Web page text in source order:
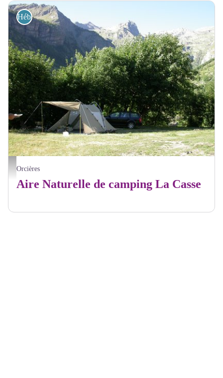
Camping La Casse
Hébergements
Orcières
Aire Naturelle de camping La Casse